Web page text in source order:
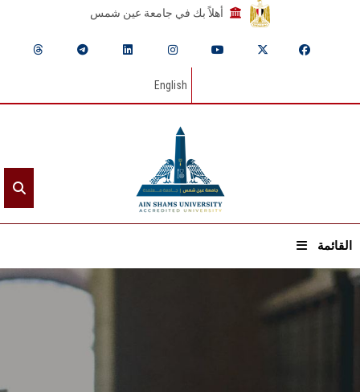
أهلاً بك في جامعة عين شمس
English
القائمة